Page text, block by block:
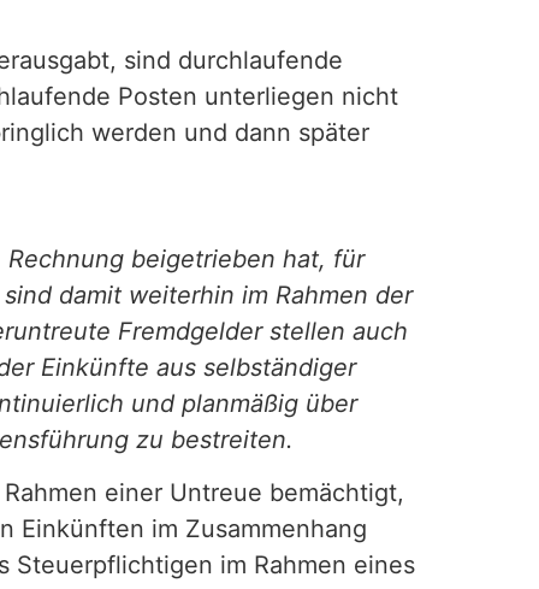
sind durchlaufende
Posten unterliegen nicht
werden und dann später
beigetrieben hat, für
damit weiterhin im Rahmen der
Fremdgelder stellen auch
Einkünfte aus selbständiger
und planmäßig über
zu bestreiten.
einer Untreue bemächtigt,
Einkünften im Zusammenhang
Steuerpflichtigen im Rahmen eines